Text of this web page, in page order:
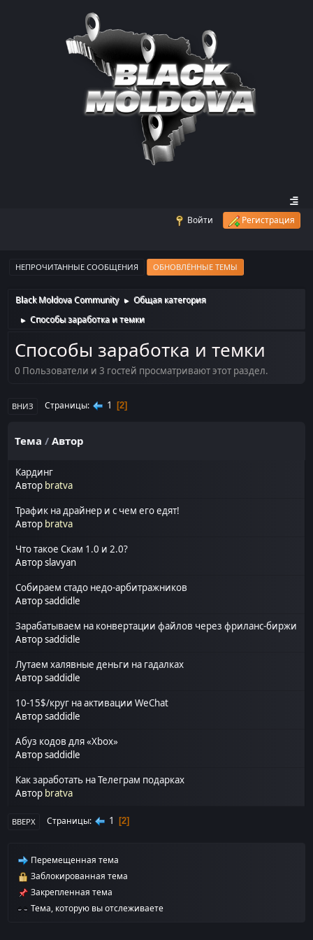
Войти Регистрация
НЕПРОЧИТАННЫЕ СООБЩЕНИЯ ОБНОВЛЁННЫЕ ТЕМЫ
Black Moldova Community ► Общая категория
► Способы заработка и темки
Способы заработка и темки
0 Пользователи и 3 гостей просматривают этот раздел.
ВНИЗ Страницы 1 2
Тема /Автор
Кардинг
Автор bratva
Трафик на драйнер и с чем его едят!
Автор bratva
Что такое Скам 1.0 и 2.0?
Авторslavyan
Собираем стадо недо-арбитражников
Авторsaddidle
Зарабатываем на конвертации файлов через фриланс-биржи
Авторsaddidle
Лутаем халявные деньги на гадалках
Авторsaddidle
10-15$/круг на активации WeChat
Авторsaddidle
Абуз кодов для «Xbox»
Авторsaddidle
Как заработать на Телеграм подарках
Автор bratva
ВВЕРХ Страницы 1 2
Перемещенная тема
Заблокированная тема
Закрепленная тема
Тема, которую вы отслеживаете